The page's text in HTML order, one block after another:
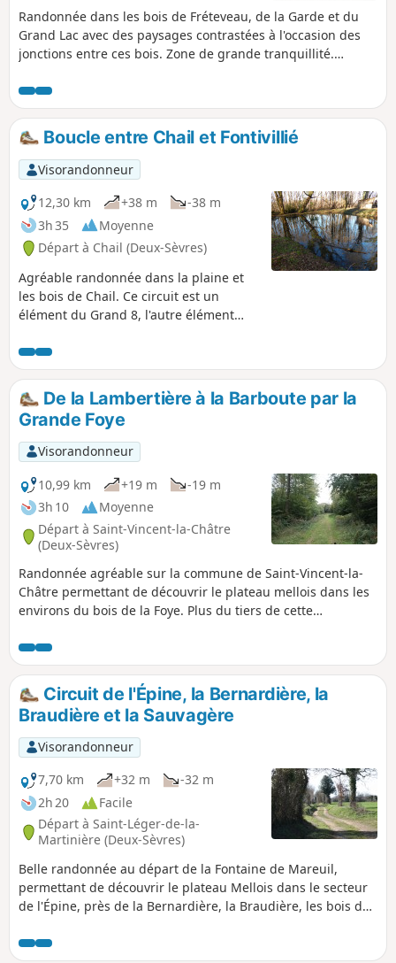
Randonnée dans les bois de Fréteveau, de la Garde et du
Grand Lac avec des paysages contrastées à l'occasion des
jonctions entre ces bois. Zone de grande tranquillité.
fréquentées.
Boucle entre Chail et Fontivillié
Visorandonneur
12,30 km
+38 m
-38 m
3h 35
Moyenne
Départ à Chail (Deux-Sèvres)
Agréable randonnée dans la plaine et
les bois de Chail. Ce circuit est un
élément du Grand 8, l'autre élément
Sompt.
De la Lambertière à la Barboute par la
Grande Foye
Visorandonneur
10,99 km
+19 m
-19 m
3h 10
Moyenne
Départ à Saint-Vincent-la-Châtre
(Deux-Sèvres)
Randonnée agréable sur la commune de Saint-Vincent-la-
Châtre permettant de découvrir le plateau mellois dans les
environs du bois de la Foye. Plus du tiers de cette
Circuit de l'Épine, la Bernardière, la
Braudière et la Sauvagère
Visorandonneur
7,70 km
+32 m
-32 m
2h 20
Facile
Départ à Saint-Léger-de-la-
Martinière (Deux-Sèvres)
Belle randonnée au départ de la Fontaine de Mareuil,
permettant de découvrir le plateau Mellois dans le secteur
de l'Épine, près de la Bernardière, la Braudière, les bois de
de Mareuil est un des nombreux lavoirs bien restauré du